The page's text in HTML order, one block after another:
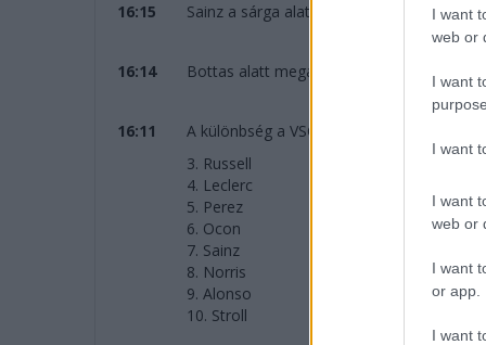
I want
web or
I want
I want
I want
web or
I want
or app.
I want
16:15 Sainz a sárga alatt előzte Ocont, de
16:14 Bottas alatt megáll az Alfa a
16:11
A különbség a VSC után 12,8 másodperc
3. Russell
4. Leclerc
5. Perez
6. Ocon
7. Sainz
8. Norris
9. Alonso
10. Stroll